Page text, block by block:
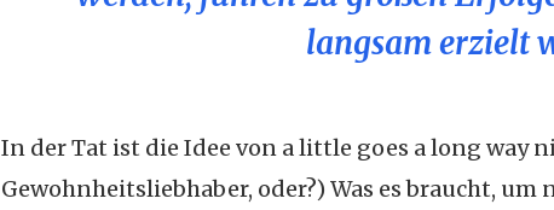
langsam erzielt
In der Tat ist die Idee von a little goes a long way
Gewohnheitsliebhaber, oder?) Was es braucht,